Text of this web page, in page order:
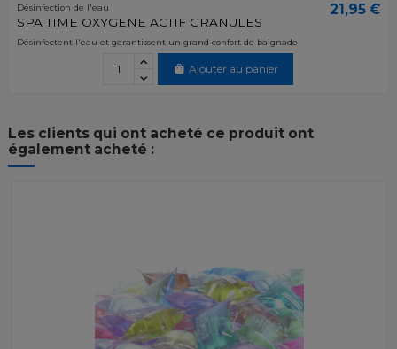
Désinfection de l'eau
SPA TIME OXYGENE ACTIF GRANULES
21,95 €
Désinfectent l'eau et garantissent un grand confort de baignade
Ajouter au panier
Les clients qui ont acheté ce produit ont
également acheté :